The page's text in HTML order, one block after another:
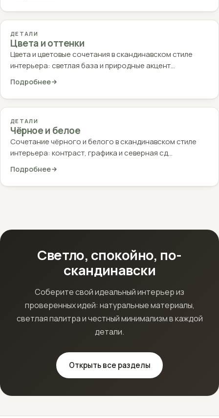
ДЕТАЛИ
Цвета и оттенки
Цвета и цветовые сочетания в скандинавском стиле
интерьера: светлая база и природные акцент…
Подробнее
ДЕТАЛИ
Чёрное и белое
Сочетание чёрного и белого в скандинавском стиле
интерьера: контраст, графика и северная сд…
Подробнее
Светло, спокойно, по-
скандинавски
Соберите свой идеальный интерьер из
проверенных идей: натуральные материалы,
светлая палитра и честный минимализм в каждой
детали.
Открыть все разделы